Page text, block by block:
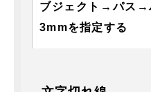
ブジェクト→パス→
3mmを指定する